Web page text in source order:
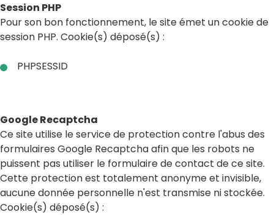
Session PHP
Pour son bon fonctionnement, le site émet un cookie de
session PHP. Cookie(s) déposé(s) :
PHPSESSID
Google Recaptcha
Ce site utilise le service de protection contre l'abus des
formulaires Google Recaptcha afin que les robots ne
puissent pas utiliser le formulaire de contact de ce site.
Cette protection est totalement anonyme et invisible,
aucune donnée personnelle n'est transmise ni stockée.
Cookie(s) déposé(s) :